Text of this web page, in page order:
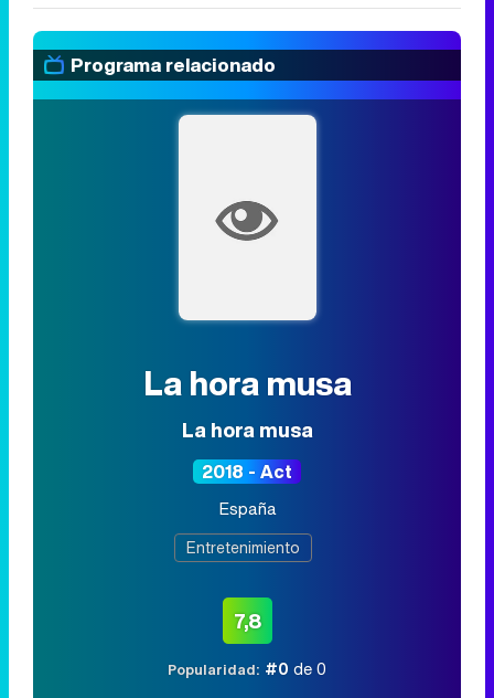
Programa relacionado
La hora musa
La hora musa
2018 - Act
España
Entretenimiento
7,8
Popularidad: #0 de 0